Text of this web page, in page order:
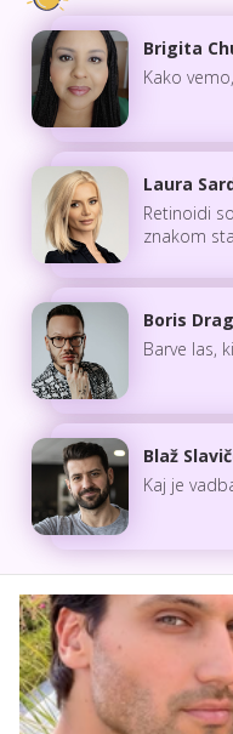
Brigita
Kako
Laura
Retinoidi
znakom
Boris
Barve las,
Blaž
Kaj je